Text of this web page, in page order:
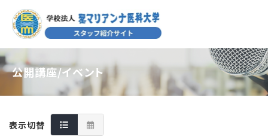
公開講座/イベント
表示切替